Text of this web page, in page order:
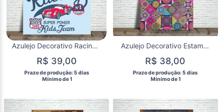
Azulejo Decorativo Racing Vintage | Carro Clássico
R$ 39,00
Prazo de produção: 5 dias
  Mínimo de 1
Azulejo Decorativo Estampa Colorida para Cozinha, Sala e Área Gourmet
R$ 38,00
Prazo de produção: 5 dias
  Mínimo de 1